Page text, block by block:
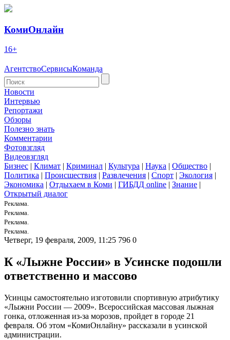
КомиОнлайн
16+
АгентствоСервисыКоманда
Новости
Интервью
Репортажи
Обзоры
Полезно знать
Комментарии
Фотовзгляд
Видеовзгляд
Бизнес | Климат | Криминал | Культура | Наука | Общество |
Политика | Происшествия | Развлечения | Спорт | Экология |
Экономика | Отдыхаем в Коми | ГИБДД online | Знание |
Открытый диалог
Реклама.
Реклама.
Реклама.
Реклама.
Четверг, 19 февраля, 2009, 11:25 796 0
К «Лыжне России» в Усинске подошли
ответственно и массово
Усинцы самостоятельно изготовили спортивную атрибутику
«Лыжни России — 2009». Всероссийская массовая лыжная
гонка, отложенная из-за морозов, пройдет в городе 21
февраля. Об этом «КомиОнлайну» рассказали в усинской
администрации.